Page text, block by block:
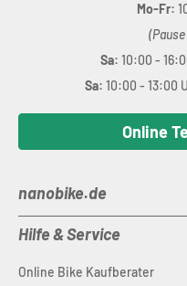
Mo-Fr:
Sa: 10:00 -
Sa: 10:00 - 13:00
Online
nanobike.de
Hilfe & Service
Online Bike Kaufberater